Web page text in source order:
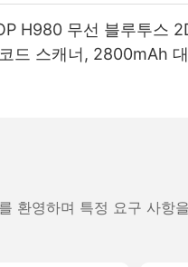
H980 무선 블루투스
드 스캐너, 2800mAh 대
환영하며 특정 요구 사항